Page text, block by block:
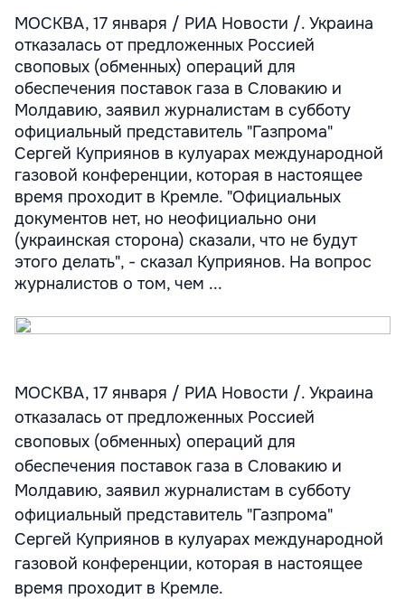
МОСКВА, 17 января / РИА Новости /. Украина
отказалась от предложенных Россией
своповых (обменных) операций для
обеспечения поставок газа в Словакию и
Молдавию, заявил журналистам в субботу
официальный представитель "Газпрома"
Сергей Куприянов в кулуарах международной
газовой конференции, которая в настоящее
время проходит в Кремле. "Официальных
документов нет, но неофициально они
(украинская сторона) сказали, что не будут
этого делать", - сказал Куприянов. На вопрос
журналистов о том, чем ...
МОСКВА, 17 января / РИА Новости /. Украина
отказалась от предложенных Россией
своповых (обменных) операций для
обеспечения поставок газа в Словакию и
Молдавию, заявил журналистам в субботу
официальный представитель "Газпрома"
Сергей Куприянов в кулуарах международной
газовой конференции, которая в настоящее
время проходит в Кремле.